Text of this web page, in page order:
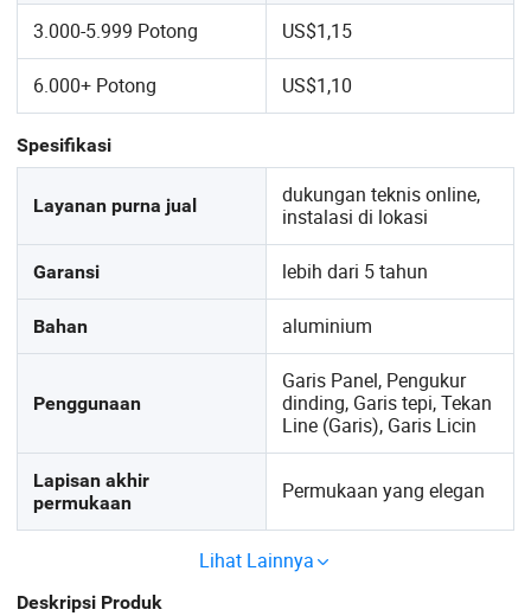
3.000-5.999 Potong US$1,15
6.000+ Potong US$1,10
Spesifikasi
Layanan purna jual
dukungan teknis online,
instalasi di lokasi
Garansi lebih dari 5 tahun
Bahan aluminium
Penggunaan
Garis Panel, Pengukur
dinding, Garis tepi, Tekan
Line (Garis), Garis Licin
Lapisan akhir
permukaan
Permukaan yang elegan
Lihat Lainnya
Deskripsi Produk